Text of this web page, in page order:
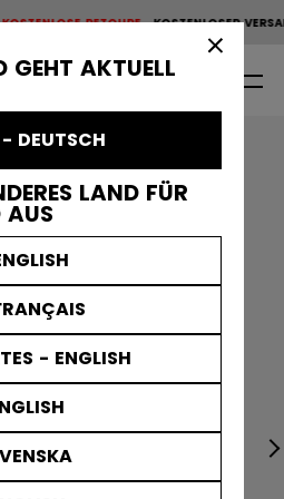
GEHT AKTUELL
DEUTSCH
LAND FÜR
AUS
- ENGLISH
anhalten.
RETOURE KOSTENLOSER
AB 200 EURO KOSTENLOSE
0